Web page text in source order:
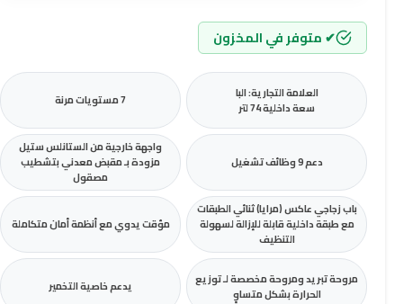
✔ متوفر في المخزون
العلامة التجارية: البا
سعة داخلية 74 لتر
7 مستويات مرنة
دعم 9 وظائف تشغيل
واجهة خارجية من الستانلس ستيل
مزودة بـ مقبض معدني بتشطيب
مصقول
باب زجاجي عاكس (مرايا) ثنائي الطبقات
مع طبقة داخلية قابلة للإزالة لسهولة
التنظيف
مؤقت يدوي مع أنظمة أمان متكاملة
مروحة تبريد ومروحة مخصصة لـ توزيع
الحرارة بشكل متساوٍ
يدعم خاصية التخمير